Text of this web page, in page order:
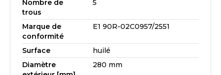
Nombre de
trous
5
Marque de
conformité
E1 90R-02C0957/2551
Surface
huilé
Diamètre
280 mm